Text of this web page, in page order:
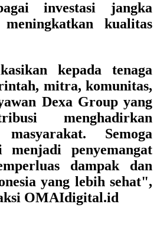
investasi jangka
kualitas
kepada tenaga
mitra, komunitas,
Dexa Group yang
menghadirkan
Semoga
menjadi penyemangat
dampak dan
yang lebih sehat",
OMAIdigital.id